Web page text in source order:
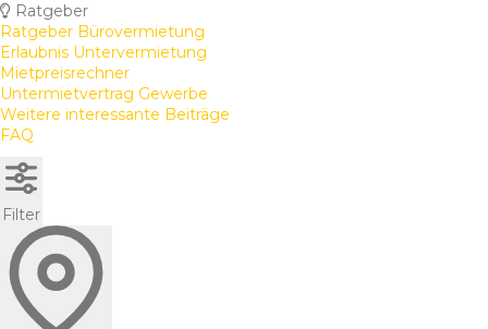
Ratgeber
Ratgeber Bürovermietung
Erlaubnis Untervermietung
Mietpreisrechner
Untermietvertrag Gewerbe
Weitere interessante Beiträge
FAQ
Filter